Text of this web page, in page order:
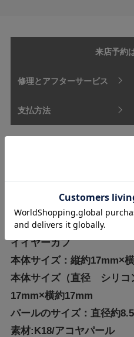
来店予約
修理とアフターサービス
支払方法
鑑別書：DGL
右耳用
イイヤーカフ
本体サイズ：縦約17mm×
本体サイズ（直径 シリコ
17mm×横約17mm
パールのサイズ：直径約
素材:K18/アコヤパール